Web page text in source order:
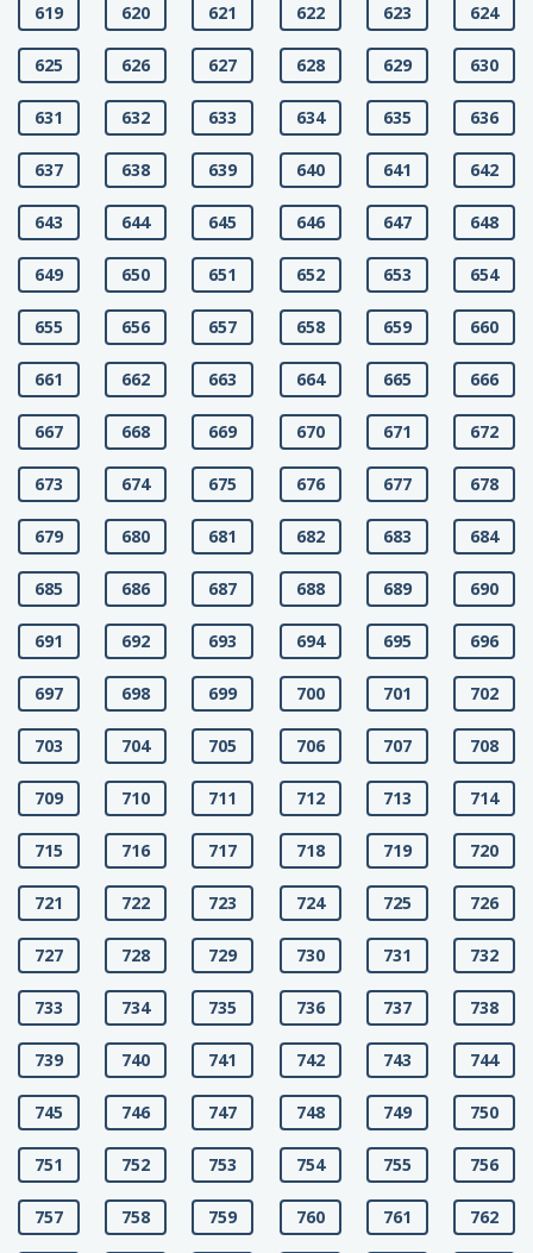
619 620 621 622 623 624
625 626 627 628 629 630
631 632 633 634 635 636
637 638 639 640 641 642
643 644 645 646 647 648
649 650 651 652 653 654
655 656 657 658 659 660
661 662 663 664 665 666
667 668 669 670 671 672
673 674 675 676 677 678
679 680 681 682 683 684
685 686 687 688 689 690
691 692 693 694 695 696
697 698 699 700 701 702
703 704 705 706 707 708
709 710 711 712 713 714
715 716 717 718 719 720
721 722 723 724 725 726
727 728 729 730 731 732
733 734 735 736 737 738
739 740 741 742 743 744
745 746 747 748 749 750
751 752 753 754 755 756
757 758 759 760 761 762